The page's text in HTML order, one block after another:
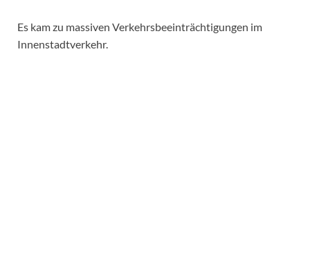
Es kam zu massiven Verkehrsbeeinträchtigungen im
Innenstadtverkehr.